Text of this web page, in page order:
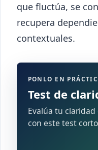
que fluctúa, se
recupera
contextuales.
PONLO EN
Test de
Evalúa tu
con este test